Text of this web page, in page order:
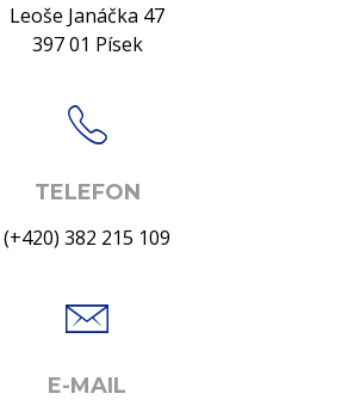
Leoše Janáčka 47
397 01 Písek
TELEFON
(+420) 382 215 109
E-MAIL